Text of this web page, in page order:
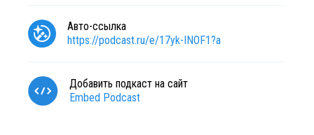
Авто-ссылка
https://podcast.ru/e/17yk-INOF1?a
Добавить подкаст на сайт
Embed Podcast